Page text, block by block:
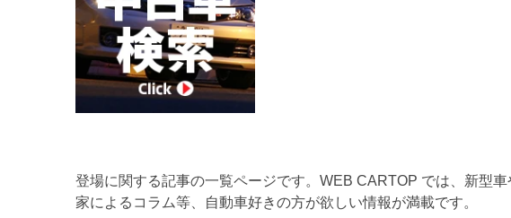
登場に関する記事の一覧ページです。WEB CARTOP では、新型
家によるコラム等、自動車好きの方が欲しい情報が満載です。